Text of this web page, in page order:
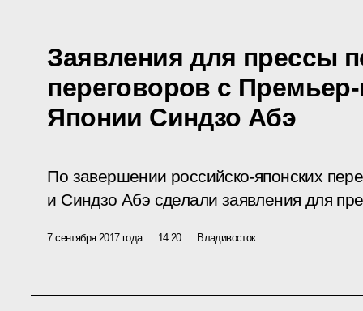
Заявления для прессы
переговоров с
Японии Синдзо Абэ
По завершении российско-японских
и Синдзо Абэ сделали заявления для
7 сентября 2017 года 14:20 Владивосток